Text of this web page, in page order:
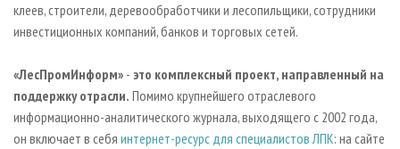
клеев, строители, деревообработчики и лесопильщики, сотрудники
инвестиционных компаний, банков и торговых сетей.
«ЛесПромИнформ» - это комплексный проект, направленный на
поддержку отрасли. Помимо крупнейшего отраслевого
информационно-аналитического журнала, выходящего с 2002 года,
он включает в себя интернет-ресурс для специалистов ЛПК: на сайте